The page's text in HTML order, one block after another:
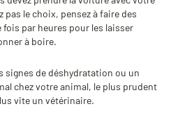
pas le choix, pensez à faire des
fois par heures pour les laisser
à boire.
signes de déshydratation ou un
chez votre animal, le plus prudent
vite un vétérinaire.